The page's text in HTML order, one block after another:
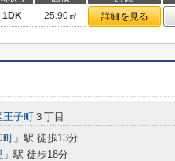
1DK 25.90㎡ 詳細を見る
王子町 ３丁目
町 」駅 徒歩13分
」駅 徒歩18分